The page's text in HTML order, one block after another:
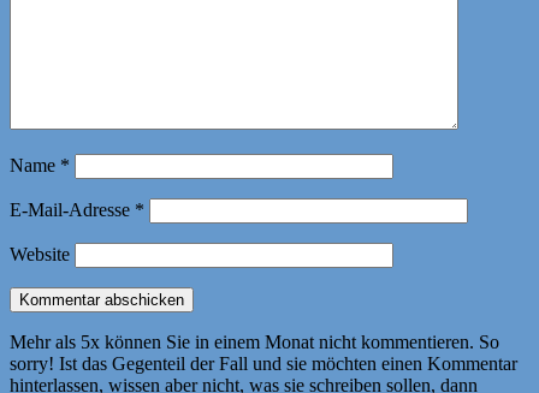
Name *
E-Mail-Adresse *
Website
Mehr als 5x können Sie in einem Monat nicht kommentieren. So
sorry! Ist das Gegenteil der Fall und sie möchten einen Kommentar
hinterlassen, wissen aber nicht, was sie schreiben sollen, dann